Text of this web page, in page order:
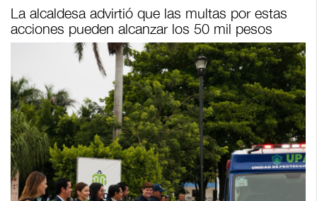
La alcaldesa advirtió que las multas por estas
acciones pueden alcanzar los 50 mil pesos